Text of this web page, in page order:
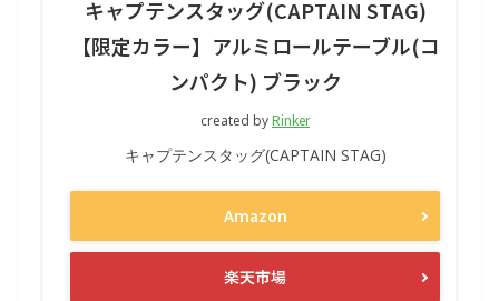
キャプテンスタッグ(CAPTAIN STAG)
【限定カラー】アルミロールテーブル(コ
ンパクト) ブラック
created byRinker
キャプテンスタッグ(CAPTAIN STAG)
Amazon
楽天市場